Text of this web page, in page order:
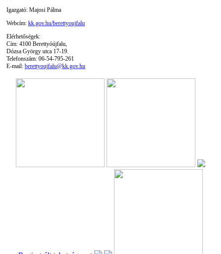
Igazgató: Majosi Pálma
Webcím: kk.gov.hu/berettyoujfalu
Elérhetőségek:
Cím: 4100 Berettyóújfalu,
Dózsa György utca 17-19.
Telefonszám: 06-54-795-261
E-mail: berettyoujfalu@kk.gov.hu